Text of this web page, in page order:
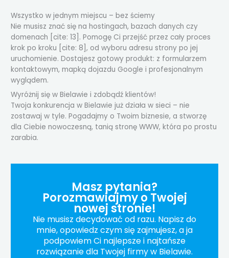
Wszystko w jednym miejscu – bez ściemy
Nie musisz znać się na hostingach, bazach danych czy
domenach [cite: 13]. Pomogę Ci przejść przez cały proces
krok po kroku [cite: 8], od wyboru adresu strony po jej
uruchomienie. Dostajesz gotowy produkt: z formularzem
kontaktowym, mapką dojazdu Google i profesjonalnym
wyglądem.
Wyróżnij się w Bielawie i zdobądź klientów!
Twoja konkurencja w Bielawie już działa w sieci – nie
zostawaj w tyle. Pogadajmy o Twoim biznesie, a stworzę
dla Ciebie nowoczesną, tanią stronę WWW, która po prostu
zarabia.
Masz pytania?
Porozmawiajmy o Twojej
nowej stronie!
Nie musisz decydować od razu. Napisz do
mnie, opowiedz czym się zajmujesz, a ja
podpowiem Ci najlepsze i najtańsze
rozwiązanie dla Twojej firmy w Bielawie.